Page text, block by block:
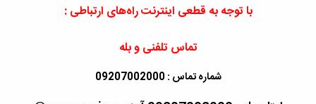
با توجه به قطعی اینترنت راه‌های ارتباطی :
تماس تلفنی و بله
شماره تماس : 09207002000